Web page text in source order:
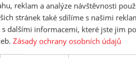
reklam a analýze návštěvnosti
stránek také sdílíme s našimi
dalšími informacemi, které jste jim
Zásady ochrany osobních údajů